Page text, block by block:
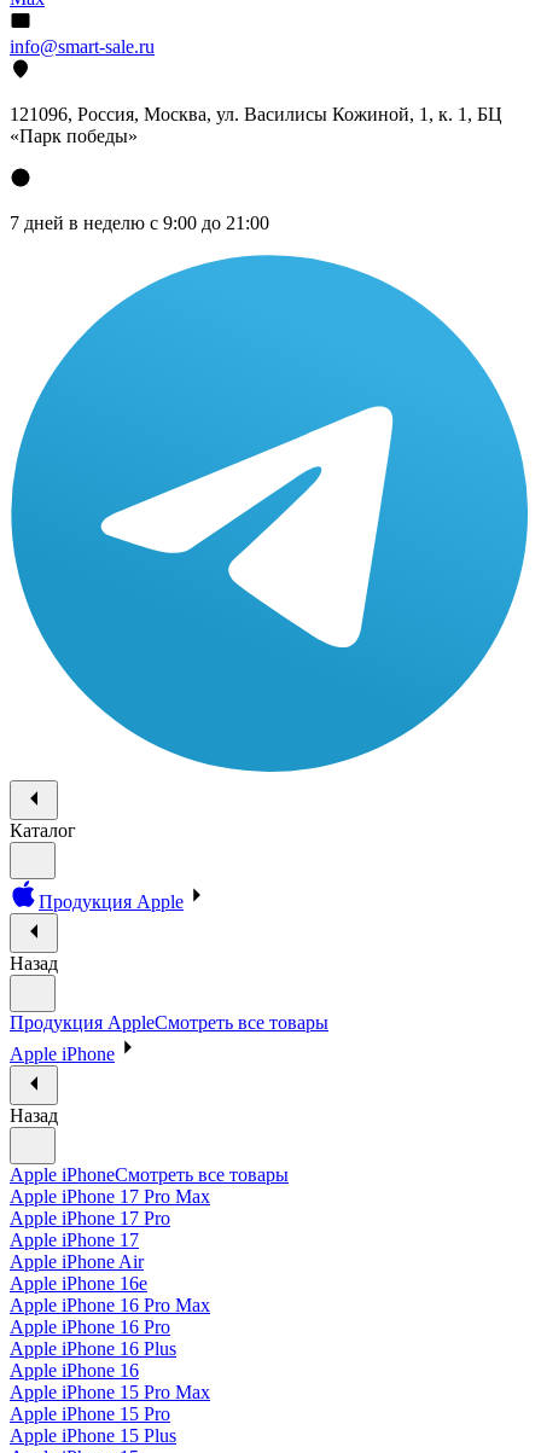
info@smart-sale.ru
121096, Россия, Москва, ул. Василисы Кожиной, 1, к. 1, БЦ
«Парк победы»
7 дней в неделю с 9:00 до 21:00
Каталог
Продукция Apple
Назад
Продукция AppleСмотреть все товары
Apple iPhone
Назад
Apple iPhoneСмотреть все товары
Apple iPhone 17 Pro Max
Apple iPhone 17 Pro
Apple iPhone 17
Apple iPhone Air
Apple iPhone 16e
Apple iPhone 16 Pro Max
Apple iPhone 16 Pro
Apple iPhone 16 Plus
Apple iPhone 16
Apple iPhone 15 Pro Max
Apple iPhone 15 Pro
Apple iPhone 15 Plus